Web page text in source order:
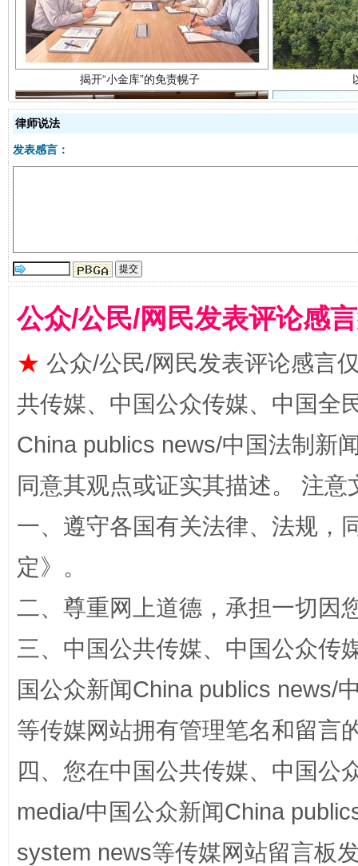
全民健身五年计划来了！等你上场
阿坝州三大球赛在茂县开幕 规模
律师说法
发表感言：
公众/公民/网民发表评论感
★ 公众/公民/网民发表评论感言
共传媒、中国公众传媒、中国全
China publics news/中国法制新
同意其观点或证实其描述。 注
一、遵守各国有关法律、法规，
定》。
二、尊重网上道德，承担一切因
三、中国公共传媒、中国公众传
国公众新闻China publics news/
等传媒网站拥有管理笔名和留言
四、您在中国公共传媒、中国公
media/中国公众新闻China
system news等传媒网站留言板